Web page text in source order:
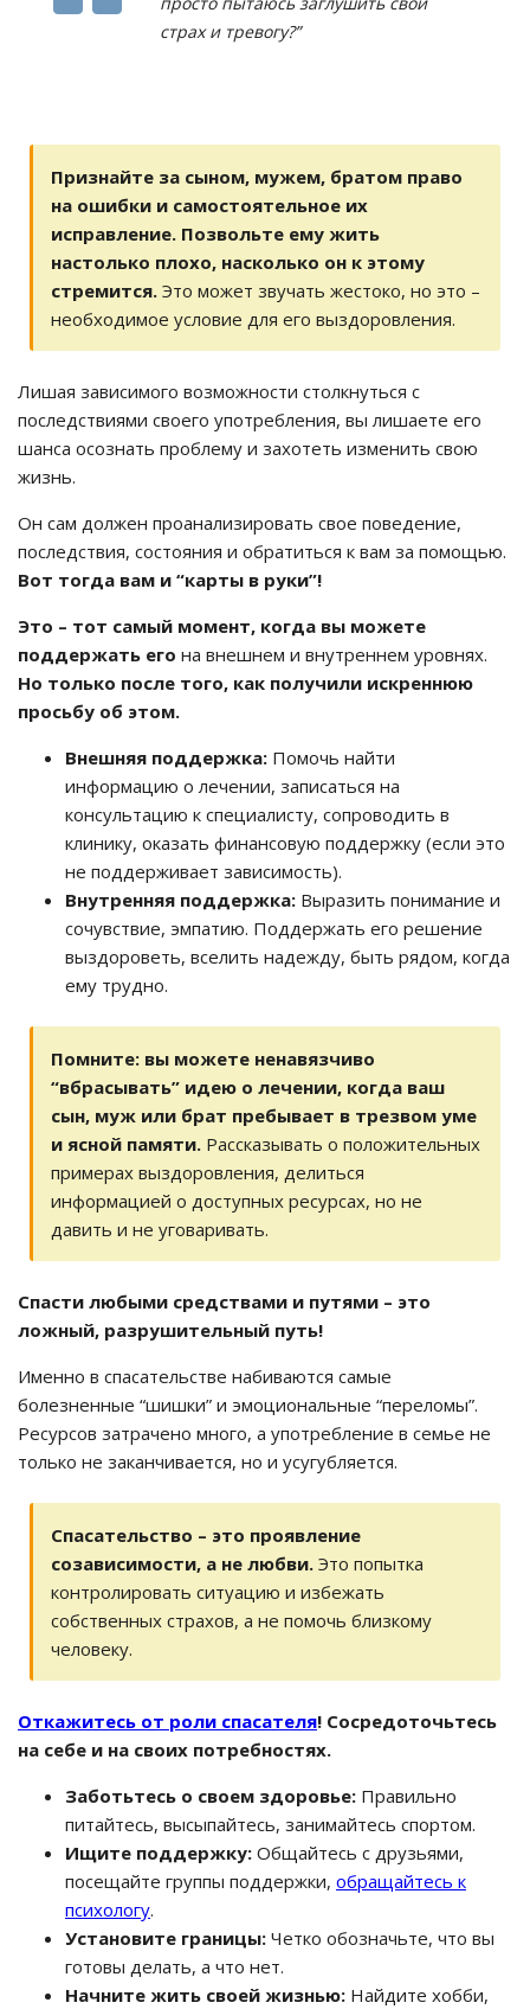
страх и тревогу?”
Признайте за сыном, мужем, братом право
на ошибки и самостоятельное их
исправление. Позвольте ему жить
настолько плохо, насколько он к этому
стремится. Это может звучать жестоко, но это –
необходимое условие для его выздоровления.
Лишая зависимого возможности столкнуться с
последствиями своего употребления, вы лишаете его
шанса осознать проблему и захотеть изменить свою
жизнь.
Он сам должен проанализировать свое поведение,
последствия, состояния и обратиться к вам за помощью.
Вот тогда вам и “карты в руки”!
Это – тот самый момент, когда вы можете
поддержать его на внешнем и внутреннем уровнях.
Но только после того, как получили искреннюю
просьбу об этом.
Внешняя поддержка: Помочь найти
информацию о лечении, записаться на
консультацию к специалисту, сопроводить в
клинику, оказать финансовую поддержку (если это
не поддерживает зависимость).
Внутренняя поддержка: Выразить понимание и
сочувствие, эмпатию. Поддержать его решение
выздороветь, вселить надежду, быть рядом, когда
ему трудно.
Помните: вы можете ненавязчиво
“вбрасывать” идею о лечении, когда ваш
сын, муж или брат пребывает в трезвом уме
и ясной памяти. Рассказывать о положительных
примерах выздоровления, делиться
информацией о доступных ресурсах, но не
давить и не уговаривать.
Спасти любыми средствами и путями – это
ложный, разрушительный путь!
Именно в спасательстве набиваются самые
болезненные “шишки” и эмоциональные “переломы”.
Ресурсов затрачено много, а употребление в семье не
только не заканчивается, но и усугубляется.
Спасательство – это проявление
созависимости, а не любви. Это попытка
контролировать ситуацию и избежать
собственных страхов, а не помочь близкому
человеку.
Откажитесь от роли спасателя! Сосредоточьтесь
на себе и на своих потребностях.
Заботьтесь о своем здоровье: Правильно
питайтесь, высыпайтесь, занимайтесь спортом.
Ищите поддержку: Общайтесь с друзьями,
посещайте группы поддержки, обращайтесь к
психологу.
Установите границы: Четко обозначьте, что вы
готовы делать, а что нет.
Начните жить своей жизнью: Найдите хобби,